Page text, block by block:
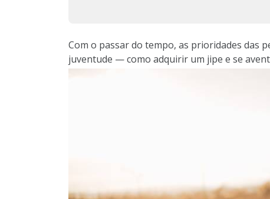
Com o passar do tempo, as prioridades das
juventude — como adquirir um jipe e se